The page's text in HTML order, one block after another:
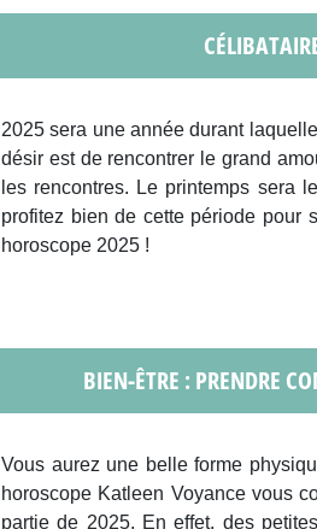
2025 sera une année durant
désir est de rencontrer le grand
les rencontres. Le printemps sera
profitez bien de cette période pour
horoscope 2025 !
BIEN-ÊTRE : PRENDRE
Vous aurez une belle forme
horoscope Katleen Voyance vous
partie de 2025. En effet, des